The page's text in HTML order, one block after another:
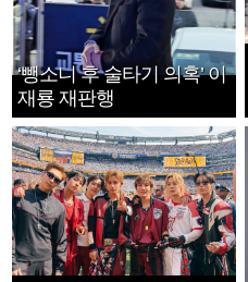
‘뺑소니 후 술타기 의혹’ 이
재룡 재판행